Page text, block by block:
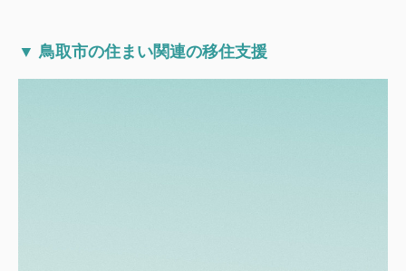
▼ 鳥取市の住まい関連の移住支援